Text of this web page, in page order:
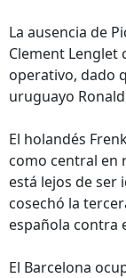
La ausencia de
Clement Lenglet
operativo, dado
uruguayo
El holandés
como central en
está lejos de ser
cosechó la
española contra
El Barcelona